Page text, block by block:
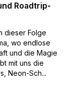
Roadtrip-
dieser Folge
wo endlose
und die Magie
mit uns die
Neon-Sch...